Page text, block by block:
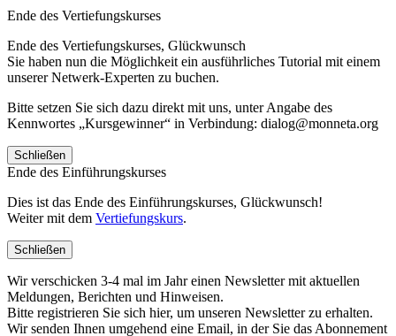
Ende des Vertiefungskurses
Ende des Vertiefungskurses, Glückwunsch
Sie haben nun die Möglichkeit ein ausführliches Tutorial mit einem
unserer Netwerk-Experten zu buchen.
Bitte setzen Sie sich dazu direkt mit uns, unter Angabe des
Kennwortes „Kursgewinner“ in Verbindung: dialog@monneta.org
Schließen
Ende des Einführungskurses
Dies ist das Ende des Einführungskurses, Glückwunsch!
Weiter mit dem Vertiefungskurs.
Schließen
Wir verschicken 3-4 mal im Jahr einen Newsletter mit aktuellen
Meldungen, Berichten und Hinweisen.
Bitte registrieren Sie sich hier, um unseren Newsletter zu erhalten.
Wir senden Ihnen umgehend eine Email, in der Sie das Abonnement